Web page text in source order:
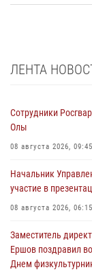
ЛЕНТА
Сотрудники
Олы
08 августа 2026, 09:45
Начальник
участие в
08 августа 2026, 06:15
Заместитель
Ершов поздравил
Днем